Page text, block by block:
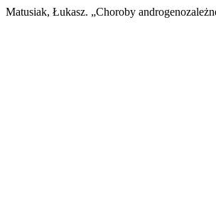
Matusiak, Łukasz. „Choroby